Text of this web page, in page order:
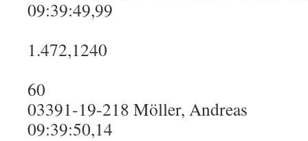
09:39:49,99
1.472,1240
60
03391-19-218 Möller, Andreas
09:39:50,14